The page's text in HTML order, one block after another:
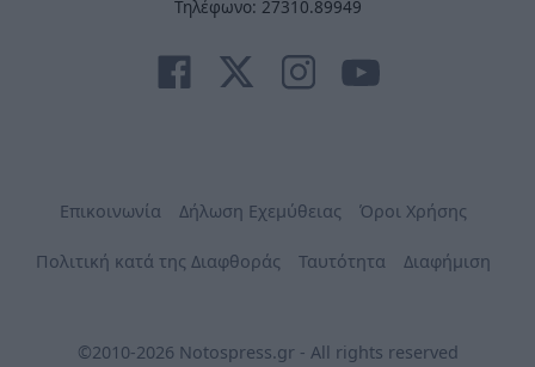
Τηλέφωνο: 27310.89949
Επικοινωνία Δήλωση Εχεμύθειας Όροι Χρήσης
Πολιτική κατά της Διαφθοράς Ταυτότητα Διαφήμιση
©2010-2026 Notospress.gr - All rights reserved